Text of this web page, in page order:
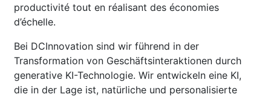
productivité tout en réalisant des économies
d’échelle.
Bei DCInnovation sind wir führend in der
Transformation von Geschäftsinteraktionen durch
generative KI-Technologie. Wir entwickeln eine KI,
die in der Lage ist, natürliche und personalisierte